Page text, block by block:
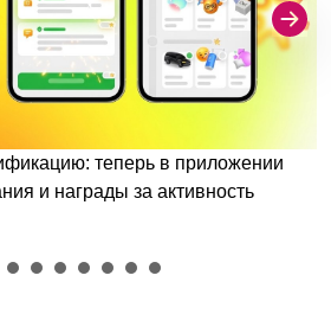
теперь в приложении
и награды за активность